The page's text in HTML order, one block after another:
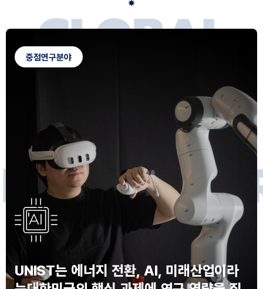
GLOBAL
CA S
R
FU TU RE
NNOVATO
S
중점연구분야
UNIST는 에너지 전환, AI, 미래산업이라